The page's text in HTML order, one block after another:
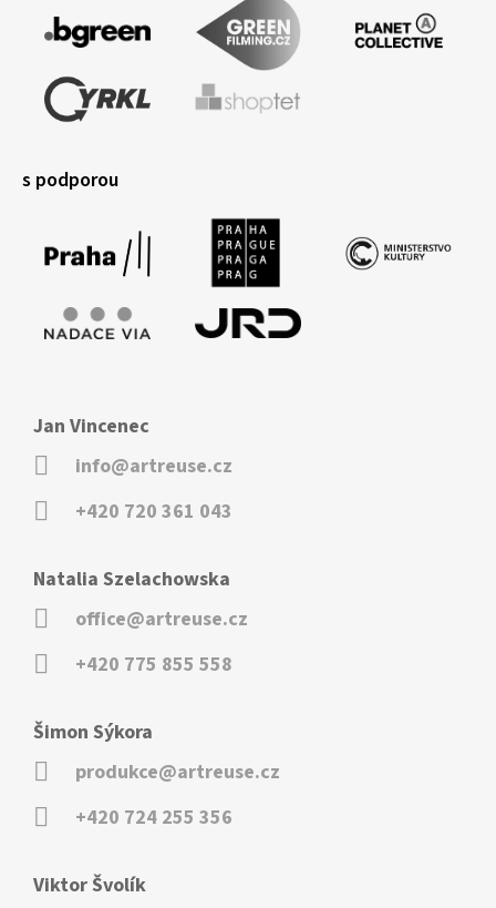
s podporou
Jan Vincenec
info@artreuse.cz
+420 720 361 043
Natalia Szelachowska
office@artreuse.cz
+420 775 855 558
Šimon Sýkora
produkce@artreuse.cz
+420 724 255 356
Viktor Švolík